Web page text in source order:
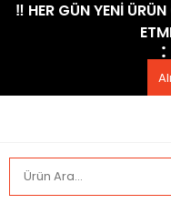
​‼️​ HER GÜN YENİ